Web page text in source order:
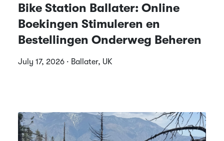
Bike Station Ballater: Online
Boekingen Stimuleren en
Bestellingen Onderweg Beheren
July 17, 2026 · Ballater, UK